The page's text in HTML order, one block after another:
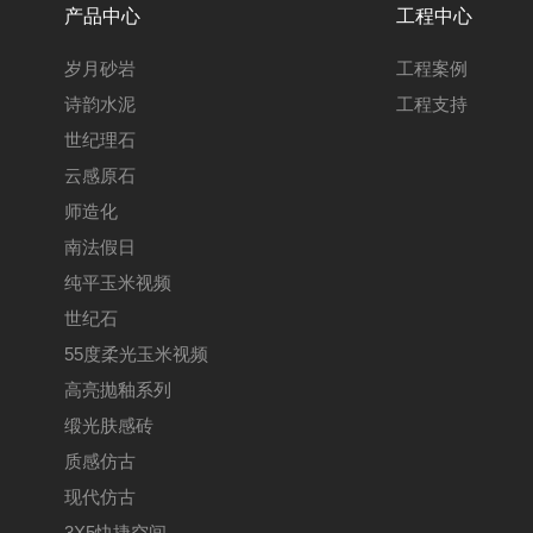
产品中心
岁月砂岩
诗韵水泥
世纪理石
云感原石
师造化
南法假日
纯平玉米视频
世纪石
55度柔光玉米视频
高亮抛釉系列
缎光肤感砖
质感仿古
现代仿古
工程中心
工程案例
工程支持